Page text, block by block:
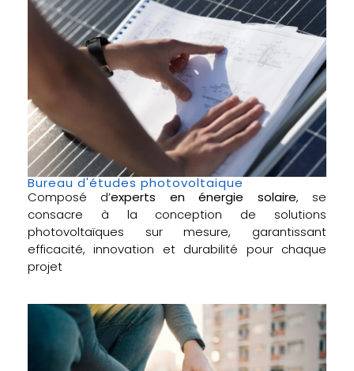
Bureau d'études photovoltaique
Composé d’experts en énergie solaire, se
consacre à la conception de solutions
photovoltaïques sur mesure, garantissant
efficacité, innovation et durabilité pour chaque
projet